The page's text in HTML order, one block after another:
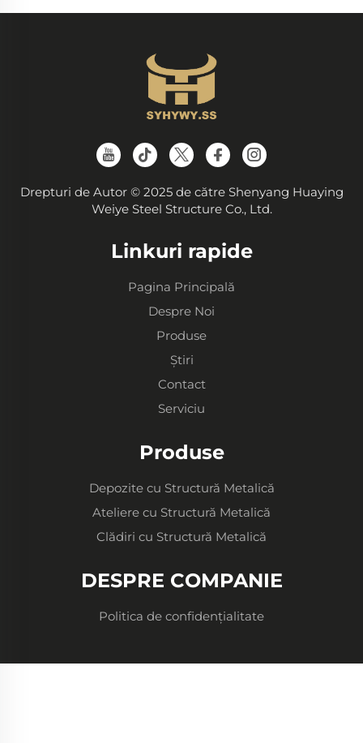
Drepturi de Autor © 2025 de către Shenyang Huaying
Weiye Steel Structure Co., Ltd.
Linkuri rapide
Pagina Principală
Despre Noi
Produse
Știri
Contact
Serviciu
Produse
Depozite cu Structură Metalică
Ateliere cu Structură Metalică
Clădiri cu Structură Metalică
DESPRE COMPANIE
Politica de confidențialitate